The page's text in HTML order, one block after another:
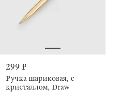
299 ₽
Ручка шариковая, с
кристаллом, Draw